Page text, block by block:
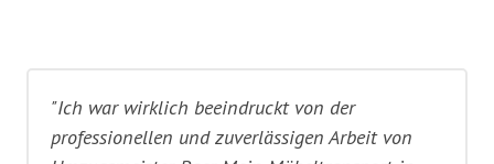
"Ich war wirklich beeindruckt von der
professionellen und zuverlässigen Arbeit von